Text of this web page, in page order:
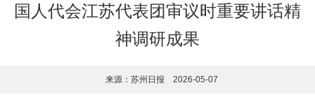
国人代会江苏代表团审议时重要讲话精
神调研成果
来源：苏州日报 2026-05-07